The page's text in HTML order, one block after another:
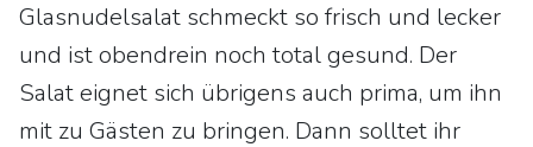
Glasnudelsalat schmeckt so frisch und lecker
und ist obendrein noch total gesund. Der
Salat eignet sich übrigens auch prima, um ihn
mit zu Gästen zu bringen. Dann solltet ihr